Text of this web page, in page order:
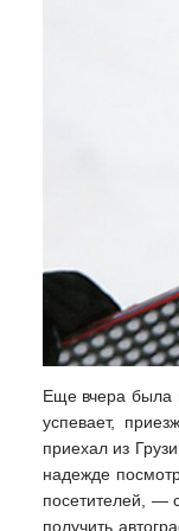
Еще вчера была
успевает,
приехал из
надежде
посетителей, —
получить